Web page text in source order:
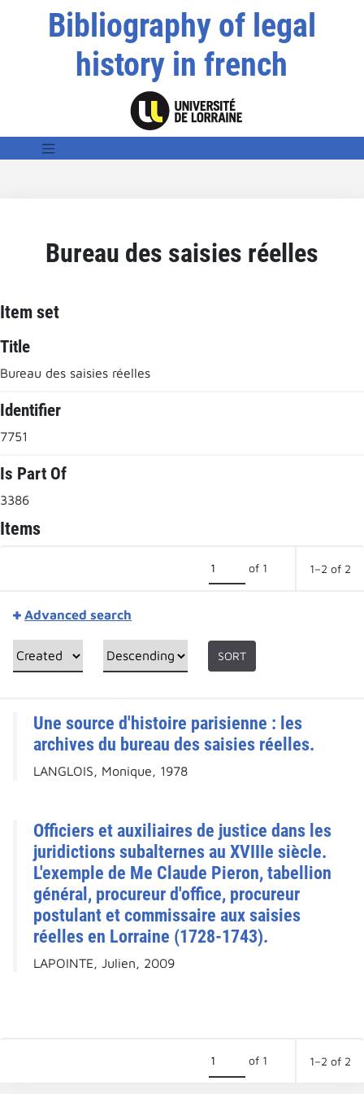
Bibliography of legal
history in french
Bureau des saisies réelles
Item set
Title
Bureau des saisies réelles
Identifier
7751
Is Part Of
3386
Items
of 1 1–2 of 2
Advanced search
SORT
Une source d'histoire parisienne : les
archives du bureau des saisies réelles.
LANGLOIS, Monique, 1978
Officiers et auxiliaires de justice dans les
juridictions subalternes au XVIIIe siècle.
L'exemple de Me Claude Pieron, tabellion
général, procureur d'office, procureur
postulant et commissaire aux saisies
réelles en Lorraine (1728-1743).
LAPOINTE, Julien, 2009
of 1 1–2 of 2